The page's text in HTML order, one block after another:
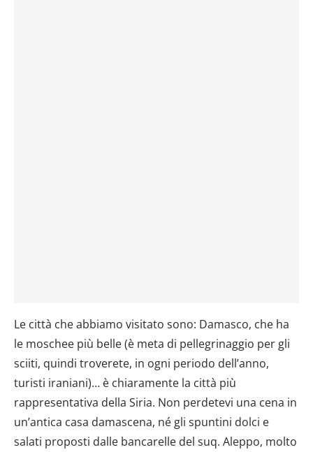
Le città che abbiamo visitato sono: Damasco, che ha
le moschee più belle (è meta di pellegrinaggio per gli
sciiti, quindi troverete, in ogni periodo dell’anno,
turisti iraniani)… è chiaramente la città più
rappresentativa della Siria. Non perdetevi una cena in
un’antica casa damascena, né gli spuntini dolci e
salati proposti dalle bancarelle del suq. Aleppo, molto